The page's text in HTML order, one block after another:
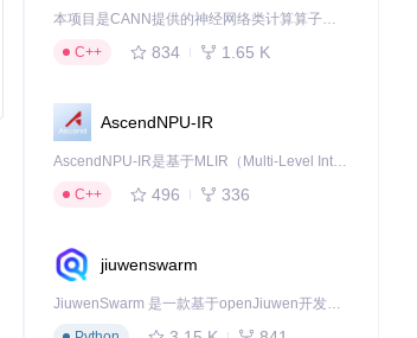
本项目是CANN提供的神经网络类计算算子库，实现网络在NPU上加速计算。
C++
834 1.65 K
AscendNPU-IR
AscendNPU-IR是基于MLIR（Multi-Level Intermediate Representation）构建的，面向昇腾亲和算子编译时使用的中间表示，提供昇腾完备表达能力，通过编译优化提升昇腾AI处理器计算效率，支持通过生态框架使能昇腾AI处理器与深度调优
C++
496 336
jiuwenswarm
JiuwenSwarm 是一款基于openJiuwen开发的智能AI Agent，它能够将大语言模型的强大能力，通过你日常使用的各类通讯应用，直接延伸至你的指尖。